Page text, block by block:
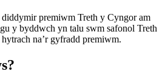
premiwm Treth y Cyngor am
y byddwch yn talu swm safonol Treth
na’r gyfradd premiwm.